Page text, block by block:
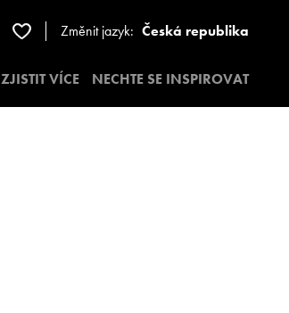
Změnit jazyk: Česká republika
ZJISTIT VÍCE NECHTE SE INSPIROVAT